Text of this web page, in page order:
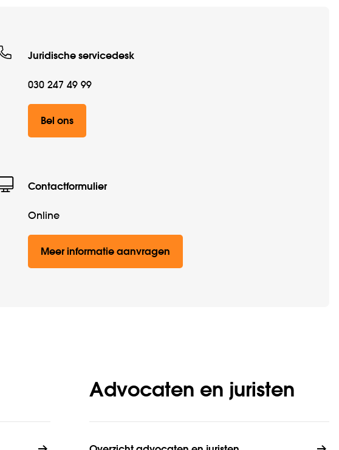
Juridische servicedesk
030 247 49 99
Bel ons
Contactformulier
Online
Meer informatie aanvragen
Advocaten en juristen